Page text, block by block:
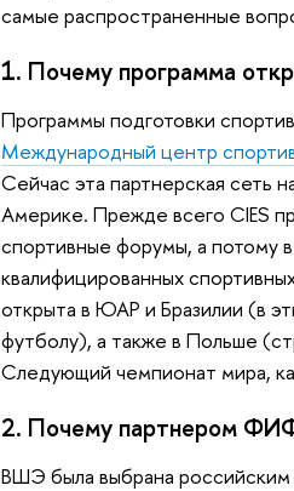
самые распространенные
1. Почему программа
Программы подготовки
Международный центр
Сейчас эта партнерская сеть
Америке. Прежде всего CIES
спортивные форумы, а потому
квалифицированных
открыта в ЮАР и Бразилии (в
футболу), а также в Польше
Следующий чемпионат мира,
2. Почему партнером
ВШЭ была выбрана